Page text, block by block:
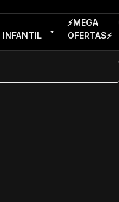
INFANTIL
⚡MEGA
OFERTAS⚡